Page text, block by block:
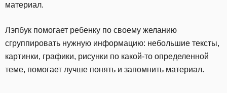
материал.
Лэпбук помогает ребенку по своему желанию
сгруппировать нужную информацию: небольшие тексты,
картинки, графики, рисунки по какой-то определенной
теме, помогает лучше понять и запомнить материал.